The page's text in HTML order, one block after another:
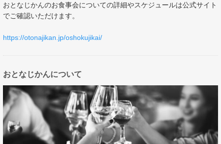
おとなじかんのお食事会についての詳細やスケジュールは公式サイト
でご確認いただけます。
https://otonajikan.jp/oshokujikai/
おとなじかんについて